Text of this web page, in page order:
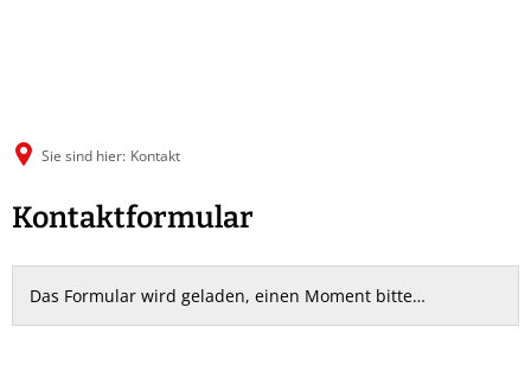
Sie sind hier: Kontakt
Kontakt
Kontaktformular
Das Formular wird geladen, einen Moment bitte…